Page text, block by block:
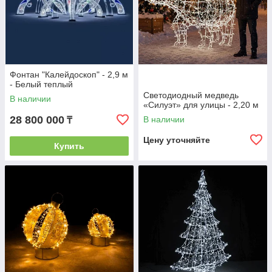
Фонтан "Калейдоскоп" - 2,9 м
- Белый теплый
В наличии
28 800 000 ₸
Купить
Светодиодный медведь
«Силуэт» для улицы - 2,20 м
В наличии
Цену уточняйте